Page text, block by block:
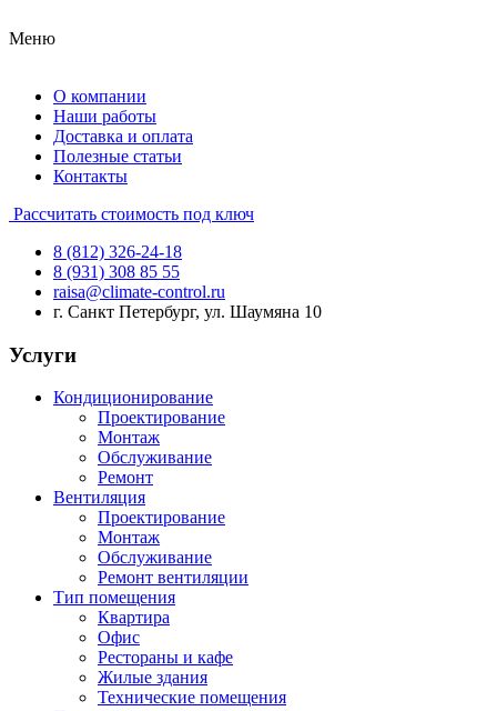
Меню
О компании
Наши работы
Доставка и оплата
Полезные статьи
Контакты
Рассчитать стоимость под ключ
8 (812) 326-24-18
8 (931) 308 85 55
raisa@climate-control.ru
г. Санкт Петербург, ул. Шаумяна 10
Услуги
Кондиционирование
Проектирование
Монтаж
Обслуживание
Ремонт
Вентиляция
Проектирование
Монтаж
Обслуживание
Ремонт вентиляции
Тип помещения
Квартира
Офис
Рестораны и кафе
Жилые здания
Технические помещения